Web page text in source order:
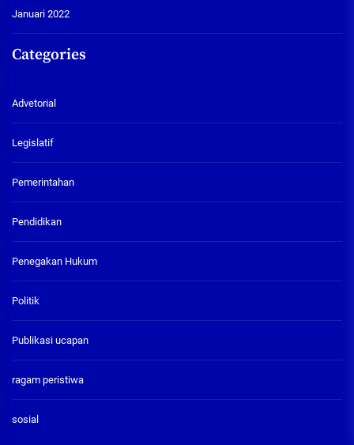
Januari 2022
Categories
Advetorial
Legislatif
Pemerintahan
Pendidikan
Penegakan Hukum
Politik
Publikasi ucapan
ragam peristiwa
sosial